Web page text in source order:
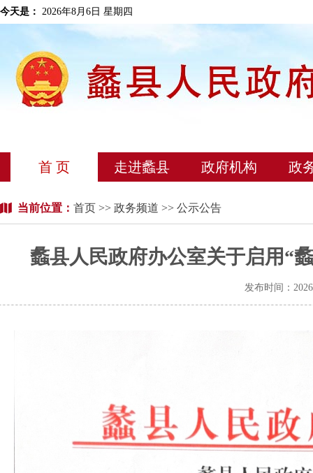
今天是： 2026年8月6日 星期四
首 页 走进蠡县 政府机构 政
当前位置： 首页 >> 政务频道 >> 公示公告
蠡县人民政府办公室关于启用“
发布时间：